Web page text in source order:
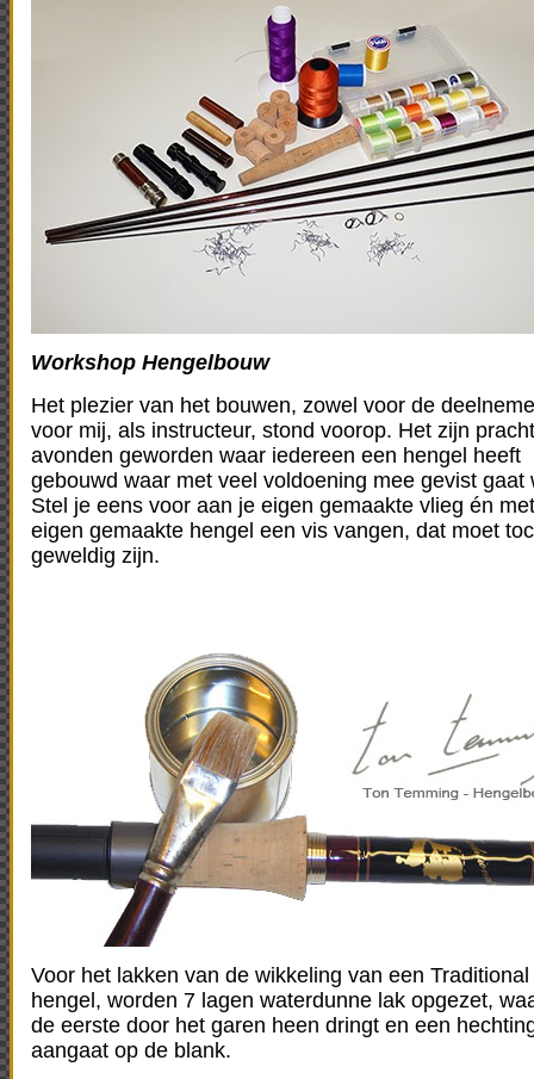
Workshop Hengelbouw
Het plezier van het bouwen, zowel voor de
voor mij, als instructeur, stond voorop. Het zijn
avonden geworden waar iedereen een hengel heeft
gebouwd waar met veel voldoening mee gevist gaat
Stel je eens voor aan je eigen gemaakte vlieg én
eigen gemaakte hengel een vis vangen, dat moet
geweldig zijn.
Voor het lakken van de wikkeling van een Traditional
hengel, worden 7 lagen waterdunne lak opgezet,
de eerste door het garen heen dringt en een
aangaat op de blank.